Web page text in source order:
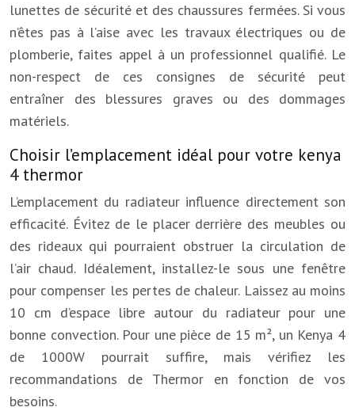
lunettes de sécurité et des chaussures fermées. Si vous
n’êtes pas à l’aise avec les travaux électriques ou de
plomberie, faites appel à un professionnel qualifié. Le
non-respect de ces consignes de sécurité peut
entraîner des blessures graves ou des dommages
matériels.
Choisir l’emplacement idéal pour votre kenya
4 thermor
L’emplacement du radiateur influence directement son
efficacité. Évitez de le placer derrière des meubles ou
des rideaux qui pourraient obstruer la circulation de
l’air chaud. Idéalement, installez-le sous une fenêtre
pour compenser les pertes de chaleur. Laissez au moins
10 cm d’espace libre autour du radiateur pour une
bonne convection. Pour une pièce de 15 m², un Kenya 4
de 1000W pourrait suffire, mais vérifiez les
recommandations de Thermor en fonction de vos
besoins.